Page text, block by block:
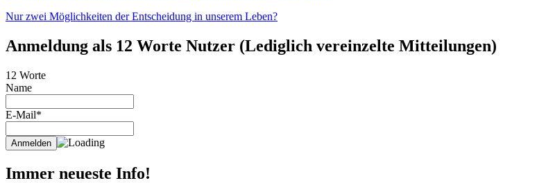
Nur zwei Möglichkeiten der Entscheidung in unserem Leben?
Anmeldung als 12 Worte Nutzer (Lediglich vereinzelte Mitteilungen)
12 Worte
Name
E-Mail*
Immer neueste Info!